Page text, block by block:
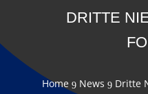
DRITTE
Home 9 News 9 Dritte